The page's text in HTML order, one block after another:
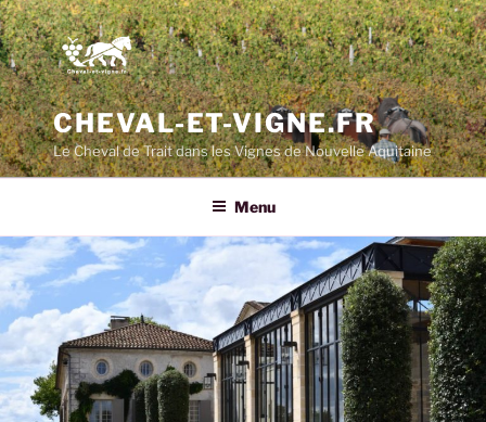
CHEVAL-ET-VIGNE.FR
Le Cheval de Trait dans les Vignes de Nouvelle Aquitaine
Menu